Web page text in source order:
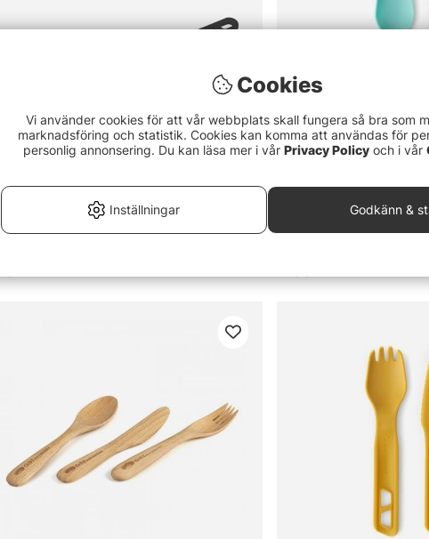
Sea To Summit Cutlery Polypropylen Knife
Sea To Summit
Cookies
Vi använder cookies för att vår webbplats skall fungera så bra som
marknadsföring och statistik. Cookies kan komma att användas för
personlig annonsering. Du kan läsa mer i vår Privacy Policy och i vår
Inställningar Godkänn &